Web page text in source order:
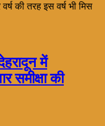
की तरह इस वर्ष भी मिस
में
समीक्षा की